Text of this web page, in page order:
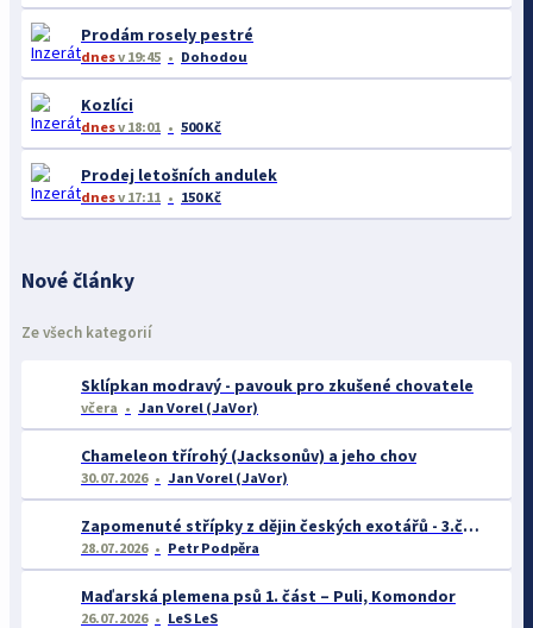
Prodám rosely pestré
dnesv 19:45 Dohodou
Kozlíci
dnesv 18:01 500 Kč
Prodej letošních andulek
dnesv 17:11 150 Kč
Nové články
Ze všech kategorií
Sklípkan modravý - pavouk pro zkušené chovatele
včera Jan Vorel (JaVor)
Chameleon třírohý (Jacksonův) a jeho chov
30.07.2026 Jan Vorel (JaVor)
Zapomenuté střípky z dějin českých exotářů - 3.část
28.07.2026 Petr Podpěra
Maďarská plemena psů 1. část – Puli, Komondor
26.07.2026 LeS LeS